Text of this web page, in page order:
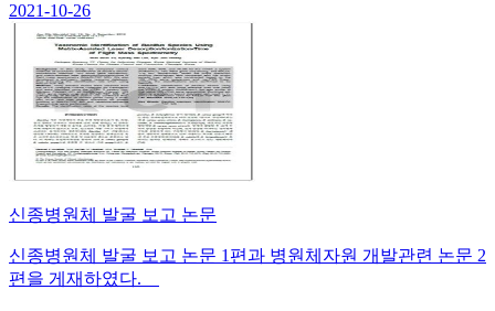
2021-10-26
신종병원체 발굴 보고 논문
신종병원체 발굴 보고 논문 1편과 병원체자원 개발관련 논문 2
편을 게재하였다.